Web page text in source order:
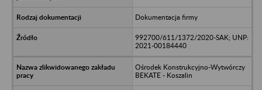
Dokumentacja firmy
992700/611/1372/2020-SAK; UNP:
2021-00184440
Ośrodek Konstrukcyjno-Wytwórczy
BEKATE - Koszalin